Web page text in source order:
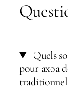
Quels
pour axoa